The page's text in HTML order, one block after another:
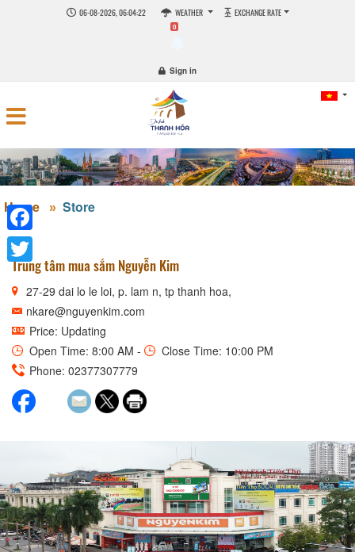
06-08-2026, 06:04:22 WEATHER EXCHANGE RATE
0
Sign in
Home Store
Trung tâm mua sắm Nguyễn Kim
27-29 dai lo le loi, p. lam n, tp thanh hoa,
nkare@nguyenkim.com
Price: Updating
Open Time: 8:00 AM -
Close Time: 10:00 PM
Phone: 02377307779
Facebook
Twitter